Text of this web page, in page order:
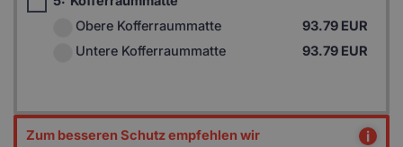
Obere Kofferraummatte
93.79 EUR
Untere Kofferraummatte
93.79 EUR
Zum besseren Schutz empfehlen wir i